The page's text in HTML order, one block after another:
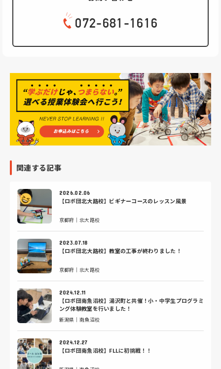
072-681-1616
関連する記事
2026.02.06
【ロボ団北大路校】ビギナーコースのレッスン風景
京都府｜北大路校
2023.07.18
【ロボ団北大路校】教室の工事が終わりました！
京都府｜北大路校
2024.12.11
【ロボ団南魚沼校】湯沢町と共催！小・中学生プログラミ
ング体験教室を行いました！
新潟県｜南魚沼校
2024.12.27
【ロボ団南魚沼校】FLLに初挑戦！！